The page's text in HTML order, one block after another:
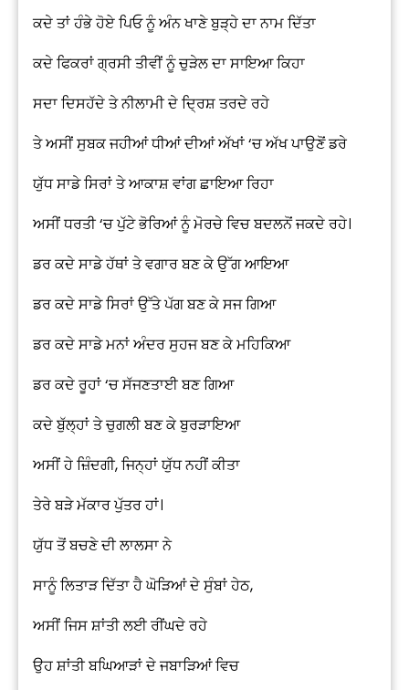
ਕਦੇ ਤਾਂ ਹੰਭੇ ਹੋਏ ਪਿਓ ਨੂੰ ਅੰਨ ਖਾਣੇ ਬੁੜ੍ਹੇ ਦਾ ਨਾਮ ਦਿੱਤਾ
ਕਦੇ ਫਿਕਰਾਂ ਗ੍ਰਸੀ ਤੀਵੀਂ ਨੂੰ ਚੁੜੇਲ ਦਾ ਸਾਇਆ ਕਿਹਾ
ਸਦਾ ਦਿਸਹੱਦੇ ਤੇ ਨੀਲਾਮੀ ਦੇ ਦ੍ਰਿਸ਼ ਤਰਦੇ ਰਹੇ
ਤੇ ਅਸੀਂ ਸੁਬਕ ਜਹੀਆਂ ਧੀਆਂ ਦੀਆਂ ਅੱਖਾਂ ‘ਚ ਅੱਖ ਪਾਉਣੋਂ ਡਰੇ
ਯੁੱਧ ਸਾਡੇ ਸਿਰਾਂ ਤੇ ਆਕਾਸ਼ ਵਾਂਗ ਛਾਇਆ ਰਿਹਾ
ਅਸੀਂ ਧਰਤੀ ‘ਚ ਪੁੱਟੇ ਭੋਰਿਆਂ ਨੂੰ ਮੋਰਚੇ ਵਿਚ ਬਦਲਨੋਂ ਜਕਦੇ ਰਹੇ।
ਡਰ ਕਦੇ ਸਾਡੇ ਹੱਥਾਂ ਤੇ ਵਗਾਰ ਬਣ ਕੇ ਉੱਗ ਆਇਆ
ਡਰ ਕਦੇ ਸਾਡੇ ਸਿਰਾਂ ਉੱਤੇ ਪੱਗ ਬਣ ਕੇ ਸਜ ਗਿਆ
ਡਰ ਕਦੇ ਸਾਡੇ ਮਨਾਂ ਅੰਦਰ ਸੁਹਜ ਬਣ ਕੇ ਮਹਿਕਿਆ
ਡਰ ਕਦੇ ਰੂਹਾਂ ‘ਚ ਸੱਜਣਤਾਈ ਬਣ ਗਿਆ
ਕਦੇ ਬੁੱਲ੍ਹਾਂ ਤੇ ਚੁਗਲੀ ਬਣ ਕੇ ਬੁਰੜਾਇਆ
ਅਸੀਂ ਹੇ ਜ਼ਿੰਦਗੀ, ਜਿਨ੍ਹਾਂ ਯੁੱਧ ਨਹੀਂ ਕੀਤਾ
ਤੇਰੇ ਬੜੇ ਮੱਕਾਰ ਪੁੱਤਰ ਹਾਂ।
ਯੁੱਧ ਤੋਂ ਬਚਣੇ ਦੀ ਲਾਲਸਾ ਨੇ
ਸਾਨੂੰ ਲਿਤਾੜ ਦਿੱਤਾ ਹੈ ਘੋੜਿਆਂ ਦੇ ਸੁੰਬਾਂ ਹੇਠ,
ਅਸੀਂ ਜਿਸ ਸ਼ਾਂਤੀ ਲਈ ਰੀਂਘਦੇ ਰਹੇ
ਉਹ ਸ਼ਾਂਤੀ ਬਘਿਆੜਾਂ ਦੇ ਜਬਾੜਿਆਂ ਵਿਚ